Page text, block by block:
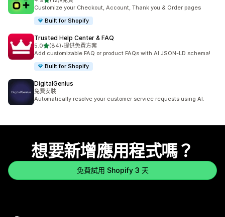
共有 12 則評價
Customize your Checkout, Account, Thank you & Order pages
Built for Shopify
Trusted Help Center & FAQ
5.0滿分 5 顆星
(84)
共有 84 則評價
•提供免費方案
Add customizable FAQ or product FAQs with AI JSON-LD schema!
Built for Shopify
DigitalGenius
免費安裝
Automatically resolve your customer service requests using AI.
想要新增應用程式嗎？
免費試用 Shopify 3 天